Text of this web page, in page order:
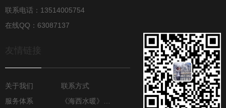
联系电话：13514005754
在线QQ：63087137
友情链接
关于我们
联系方式
服务体系